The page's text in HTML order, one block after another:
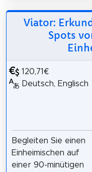
Viator:
Spots
120,71€
Deutsch, Englisch
Begleiten Sie einen
Einheimischen auf
einer 90-minütigen